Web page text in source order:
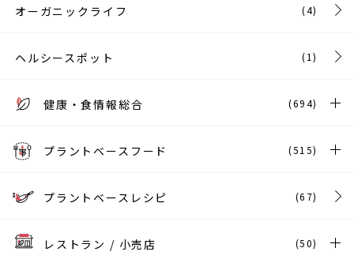
オーガニックライフ (4)
ヘルシースポット (1)
健康・食情報総合 (694)
プラントベースフード (515)
プラントベースレシピ (67)
レストラン / 小売店 (50)